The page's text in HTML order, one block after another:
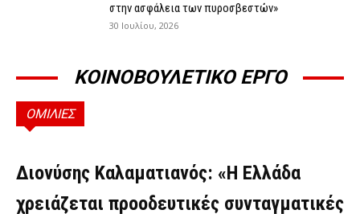
στην ασφάλεια των πυροσβεστών»
30 Ιουλίου, 2026
ΚΟΙΝΟΒΟΥΛΕΤΙΚΟ ΕΡΓΟ
ΟΜΙΛΙΕΣ
ΟΜΙΛΊΕΣ
Διονύσης Καλαματιανός: «Η Ελλάδα
χρειάζεται προοδευτικές συνταγματικές